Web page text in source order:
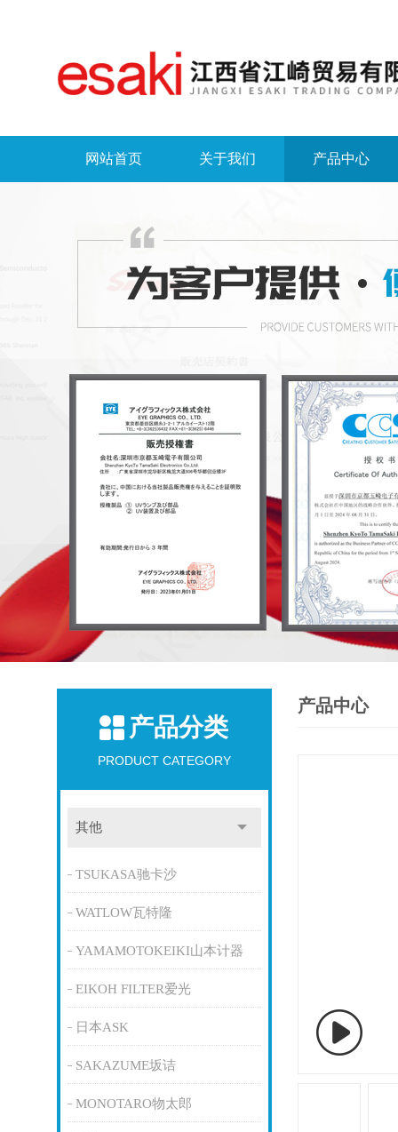
网站首页 关于我们 产品中心
产品分类
PRODUCT CATEGORY
其他
TSUKASA驰卡沙
WATLOW瓦特隆
YAMAMOTOKEIKI山本计器
EIKOH FILTER爱光
日本ASK
SAKAZUME坂诘
MONOTARO物太郎
产品中心